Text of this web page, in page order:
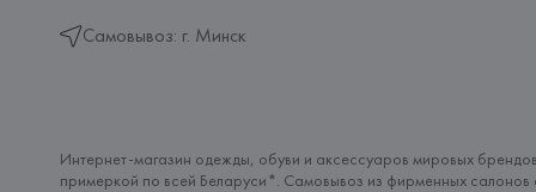
Самовывоз: г. Минск
Интернет-магазин одежды, обуви и аксессуаров мировых
примеркой по всей Беларуси*. Самовывоз из фирменных салонов